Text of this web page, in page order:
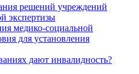
решений учреждений
экспертизы
медико-социальной
для установления
дают инвалидность?